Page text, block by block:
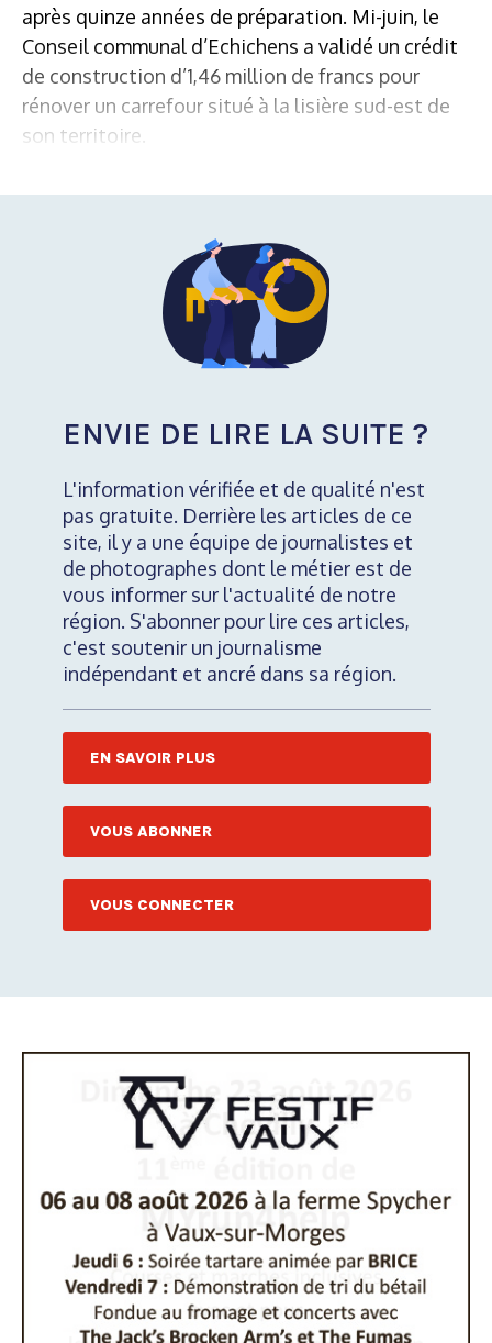
après quinze années de préparation. Mi-juin, le
Conseil communal d’Echichens a validé un crédit
de construction d’1,46 million de francs pour
rénover un carrefour situé à la lisière sud-est de
son territoire.
ENVIE DE LIRE LA SUITE ?
L'information vérifiée et de qualité n'est
pas gratuite. Derrière les articles de ce
site, il y a une équipe de journalistes et
de photographes dont le métier est de
vous informer sur l'actualité de notre
région. S'abonner pour lire ces articles,
c'est soutenir un journalisme
indépendant et ancré dans sa région.
EN SAVOIR PLUS
VOUS ABONNER
VOUS CONNECTER